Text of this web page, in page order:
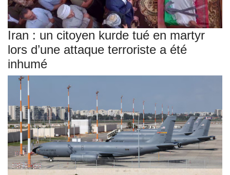
Iran : un citoyen kurde tué en martyr
lors d’une attaque terroriste a été
inhumé